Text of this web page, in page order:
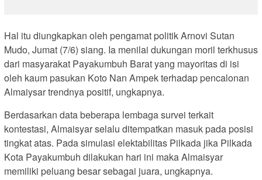
Hal itu diungkapkan oleh pengamat politik Arnovi Sutan
Mudo, Jumat (7/6) siang. Ia menilai dukungan moril terkhusus
dari masyarakat Payakumbuh Barat yang mayoritas di isi
oleh kaum pasukan Koto Nan Ampek terhadap pencalonan
Almaiysar trendnya positif, ungkapnya.
Berdasarkan data beberapa lembaga survei terkait
kontestasi, Almaisyar selalu ditempatkan masuk pada posisi
tingkat atas. Pada simulasi elektabilitas Pilkada jika Pilkada
Kota Payakumbuh dilakukan hari ini maka Almaisyar
memiliki peluang besar sebagai juara, ungkapnya.